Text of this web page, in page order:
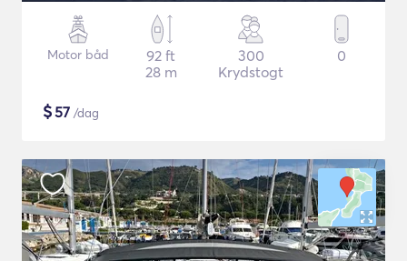
Motor båd
92 ft
28 m
300
Krydstogt
0
$57 /dag